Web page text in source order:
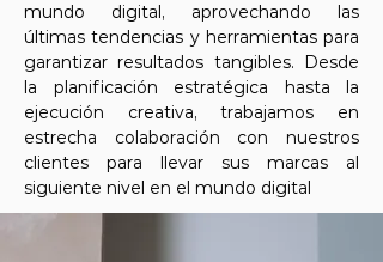
mundo digital, aprovechando las
últimas tendencias y herramientas para
garantizar resultados tangibles. Desde
la planificación estratégica hasta la
ejecución creativa, trabajamos en
estrecha colaboración con nuestros
clientes para llevar sus marcas al
siguiente nivel en el mundo digital